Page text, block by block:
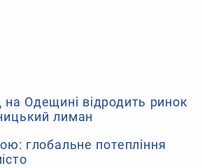
Одещині відродить ринок
лиман
глобальне потепління